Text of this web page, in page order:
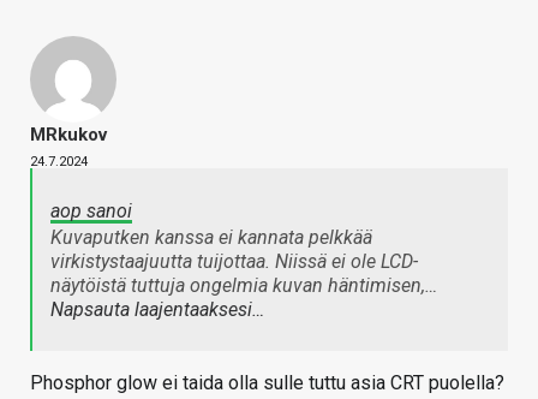
MRkukov
24.7.2024
aop sanoi
Kuvaputken kanssa ei kannata pelkkää
virkistystaajuutta tuijottaa. Niissä ei ole LCD-
näytöistä tuttuja ongelmia kuvan häntimisen,…
Napsauta laajentaaksesi…
Phosphor glow ei taida olla sulle tuttu asia CRT puolella?